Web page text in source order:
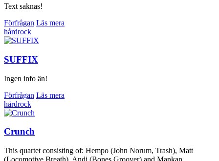
Text saknas!
Förfrågan Läs mera
hårdrock
SUFFIX
Ingen info än!
Förfrågan Läs mera
hårdrock
Crunch
This quartet consisting of: Hempo (John Norum, Trash), Matt
(Locomotive Breath), Andi (Bones,Groover) and Mankan